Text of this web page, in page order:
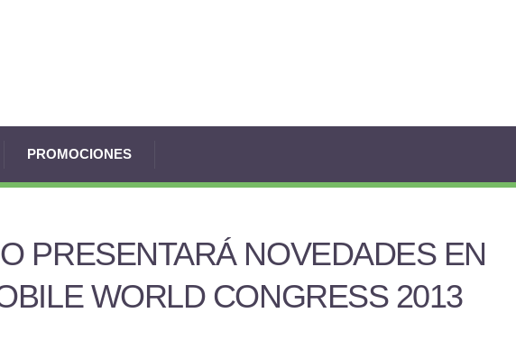
PROMOCIONES
PRESENTARÁ NOVEDADES EN
WORLD CONGRESS 2013